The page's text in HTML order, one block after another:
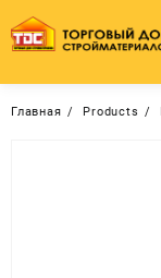
содержимому
Главная Products